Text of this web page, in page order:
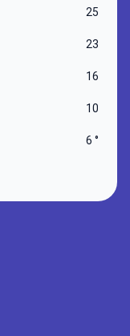
25 °C
23 °C
16 °C
10 °C
6 °C